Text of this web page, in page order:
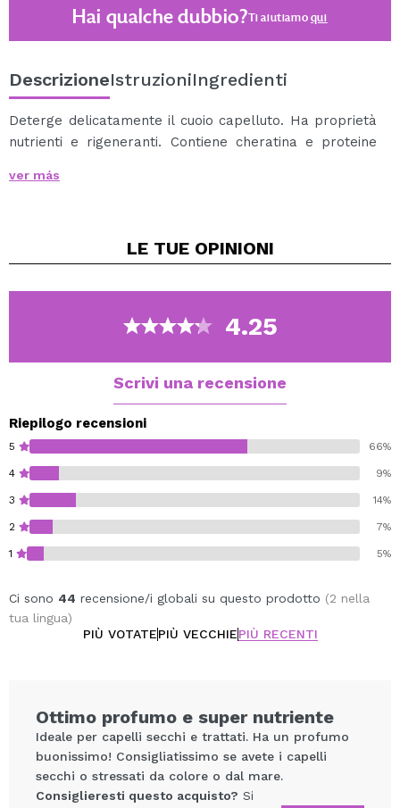
Hai qualche dubbio?Ti aiutiamoqui
DescrizioneIstruzioniIngredienti
Deterge delicatamente il cuoio capelluto. Ha proprietà
nutrienti e rigeneranti. Contiene cheratina e proteine
capello, migliorando la loro flessibilità e prevenire la
la sua acconciatura.
ver más
LE TUE OPINIONI
4.25
Scrivi una recensione
Riepilogo recensioni
5 66%
4 9%
3 14%
2 7%
1 5%
Ci sono 44 recensione/i globali su questo prodotto (2 nella
tua lingua)
PIÙ VOTATEPIÙ VECCHIEPIÙ RECENTI
Ottimo profumo e super nutriente
Ideale per capelli secchi e trattati. Ha un profumo
buonissimo! Consigliatissimo se avete i capelli
secchi o stressati da colore o dal mare.
Consiglieresti questo acquisto? Si